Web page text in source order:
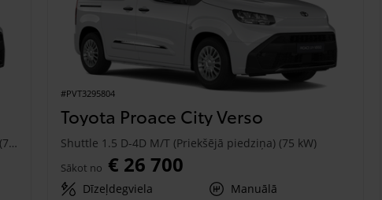
Professional Plus 1.5 D-4D M/T (Priekšējā piedziņa) (75 kW)
#PVT3295804
Toyota Proace City Verso
Shuttle 1.5 D-4D M/T (Priekšējā piedziņa) (75 kW)
Sākot no € 26 700
Dīzeļdegviela
Manuālā